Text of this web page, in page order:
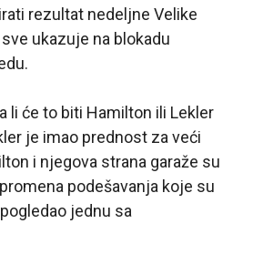
rezultat nedeljne Velike
ukazuje na blokadu
li će to biti Hamilton ili Lekler
je imao prednost za veći
i njegova strana garaže su
podešavanja koje su
jednu sa